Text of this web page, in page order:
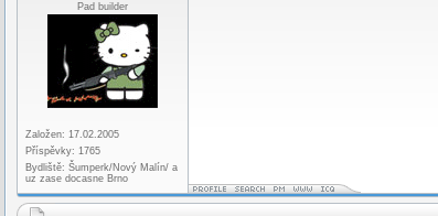
Pad builder
Založen: 17.02.2005
Příspěvky: 1765
Bydliště: Šumperk/Nový Malín/ a
uz zase docasne Brno